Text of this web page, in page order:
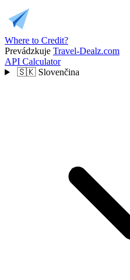
Where to Credit?
Prevádzkuje Travel-Dealz.com
API Calculator
🇸🇰 Slovenčina